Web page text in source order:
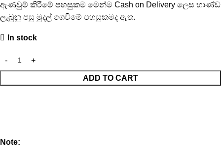
ඇණවුම් කිරීමේ පහසුකම මෙන්ම Cash on Delivery ලෙස භාණ්ඩ
ලැබුනු පසු මුදල් ගෙවීමේ පහසුකමද ඇත.
In stock
ADD TO CART
Note: